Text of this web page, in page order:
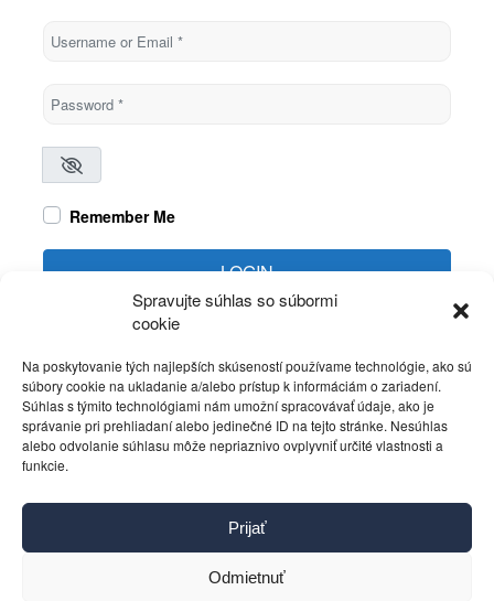
Spravujte súhlas so súbormi
cookie
Na poskytovanie tých najlepších skúseností používame technológie, ako sú
súbory cookie na ukladanie a/alebo prístup k informáciám o zariadení.
Súhlas s týmito technológiami nám umožní spracovávať údaje, ako je
správanie pri prehliadaní alebo jedinečné ID na tejto stránke. Nesúhlas
alebo odvolanie súhlasu môže nepriaznivo ovplyvniť určité vlastnosti a
funkcie.
Prijať
Odmietnuť
Username or Email
Password*
Remember Me
LOGIN
Kontakt
Pravidlá používania